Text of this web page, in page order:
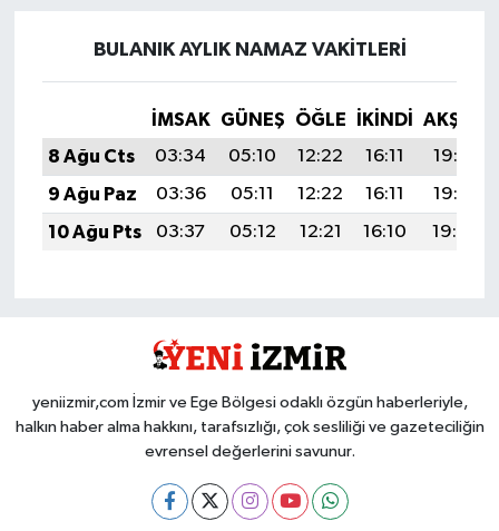
BULANIK AYLIK NAMAZ VAKITLERI
İMSAK GÜNEŞ ÖĞLE İKINDI
AKŞAM
8 Ağu Cts
03:34 05:10 12:22 16:11
19:23
9 Ağu Paz
03:36 05:11 12:22 16:11
19:22
10 Ağu Pts
03:37 05:12 12:21 16:10 19:20
yeniizmir,com İzmir ve Ege Bölgesi odaklı özgün haberleriyle,
halkın haber alma hakkını, tarafsızlığı, çok sesliliği ve gazeteciliğin
evrensel değerlerini savunur.